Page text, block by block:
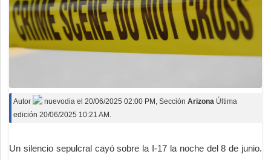
Autor nuevodia el 20/06/2025 02:00 PM , Sección Arizona Última
edición 20/06/2025 10:21 AM.
Un silencio sepulcral cayó sobre la I-17 la noche del 8 de junio.